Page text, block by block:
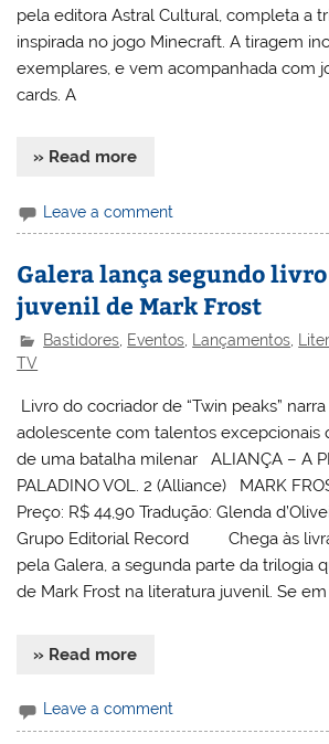
pela editora Astral Cultural, completa a
inspirada no jogo Minecraft. A tiragem
exemplares, e vem acompanhada com
cards. A
» Read more
Leave a comment
Galera lança segundo
juvenil de Mark Frost
Bastidores Eventos Lançamentos
TV
Livro do cocriador de “Twin peaks”
adolescente com talentos excepcionais
de uma batalha milenar ALIANÇA – A
PALADINO VOL. 2 (Alliance) MARK
Preço: R$ 44,90 Tradução: Glenda
Grupo Editorial Record Chega às
pela Galera, a segunda parte da trilogia
de Mark Frost na literatura juvenil. Se em
» Read more
Leave a comment